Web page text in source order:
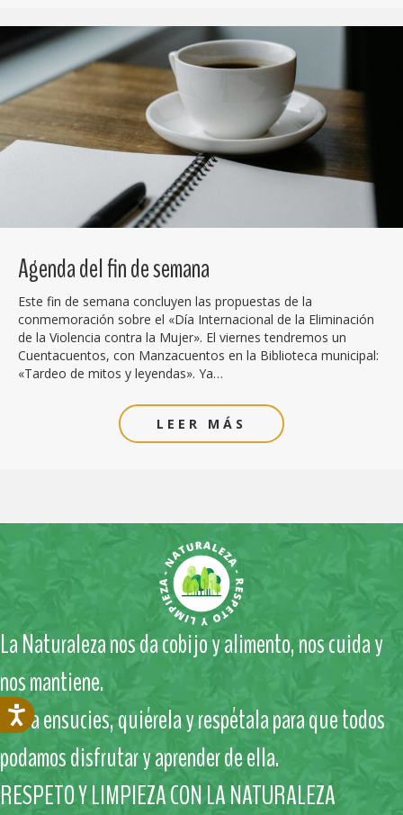
Agenda del fin de semana
Este fin de semana concluyen las propuestas de la
conmemoración sobre el «Día Internacional de la Eliminación
de la Violencia contra la Mujer». El viernes tendremos un
Cuentacuentos, con Manzacuentos en la Biblioteca municipal:
«Tardeo de mitos y leyendas». Ya…
LEER MÁS
La Naturaleza nos da cobijo y alimento, nos cuida y
nos mantiene.
No la ensucies, quiérela y respétala para que todos
podamos disfrutar y aprender de ella.
RESPETO Y LIMPIEZA CON LA NATURALEZA